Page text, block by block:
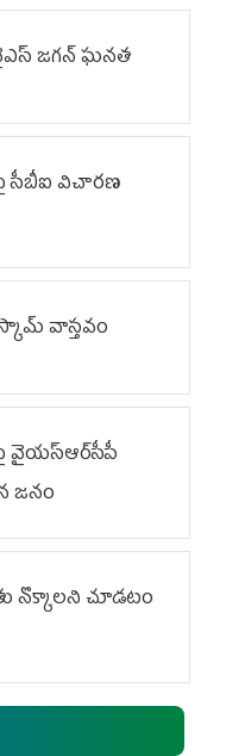
జ‌గ‌న్ ఘ‌న‌త
సీబీఐ విచారణ
వాస్తవం
వైయ‌స్ఆర్‌సీపీ
జనం
నొక్కాలని చూడటం